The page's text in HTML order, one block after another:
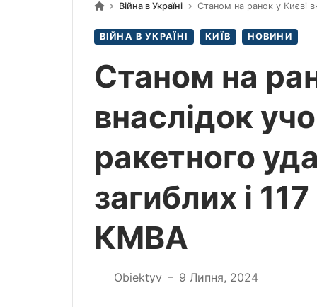
Війна в Україні Станом на ранок у Києві
ВІЙНА В УКРАЇНІ КИЇВ НОВИНИ
Станом на
внаслідок
ракетного
загиблих і
КМВА
Obiektyv — 9 Липня, 2024